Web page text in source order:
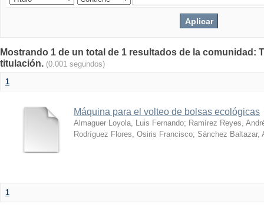
Mostrando 1 de un total de 1 resultados de la comunidad:
titulación. (0.001 segundos)
1
Máquina para el volteo de bolsas ecológicas
Almaguer Loyola, Luis Fernando; Ramírez Reyes,
Rodríguez Flores, Osiris Francisco; Sánchez Baltazar,
1